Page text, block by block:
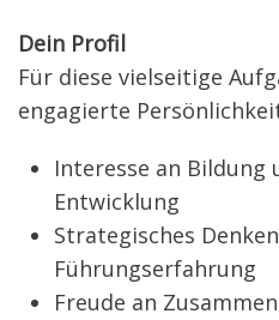
Dein Profil
Für diese vielseitige
engagierte
Interesse an Bildung
Entwicklung
Strategisches
Führungserfahrung
Freude an